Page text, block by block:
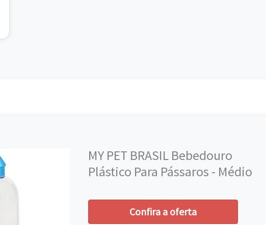
MY PET BRASIL Bebedouro
Plástico Para Pássaros - Médio
Confira a oferta